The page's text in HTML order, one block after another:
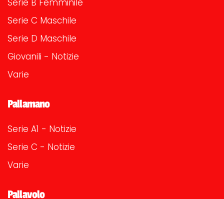
Serie C Maschile
Serie D Maschile
Giovanili - Notizie
Varie
Pallamano
Serie A1 - Notizie
Serie C - Notizie
Varie
Pallavolo